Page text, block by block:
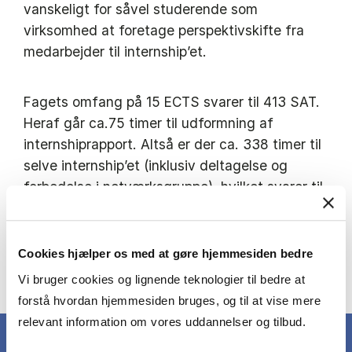
Cookies hjælper os med at gøre hjemmesiden bedre
Vi bruger cookies og lignende teknologier til bedre at
forstå hvordan hjemmesiden bruges, og til at vise mere
relevant information om vores uddannelser og tilbud.
vanskeligt for såvel studerende som
virksomhed at foretage perspektivskifte fra
medarbejder til internship’et.
Fagets omfang på 15 ECTS svarer til 413 SAT.
Heraf går ca.75 timer til udformning af
internshiprapport. Altså er der ca. 338 timer til
selve internship’et (inklusiv deltagelse og
forbedelse i netværksgruppe), hvilket svarer til
virksomheden/organisationen.
Se den fulde beskrivelse i kursuskataloget